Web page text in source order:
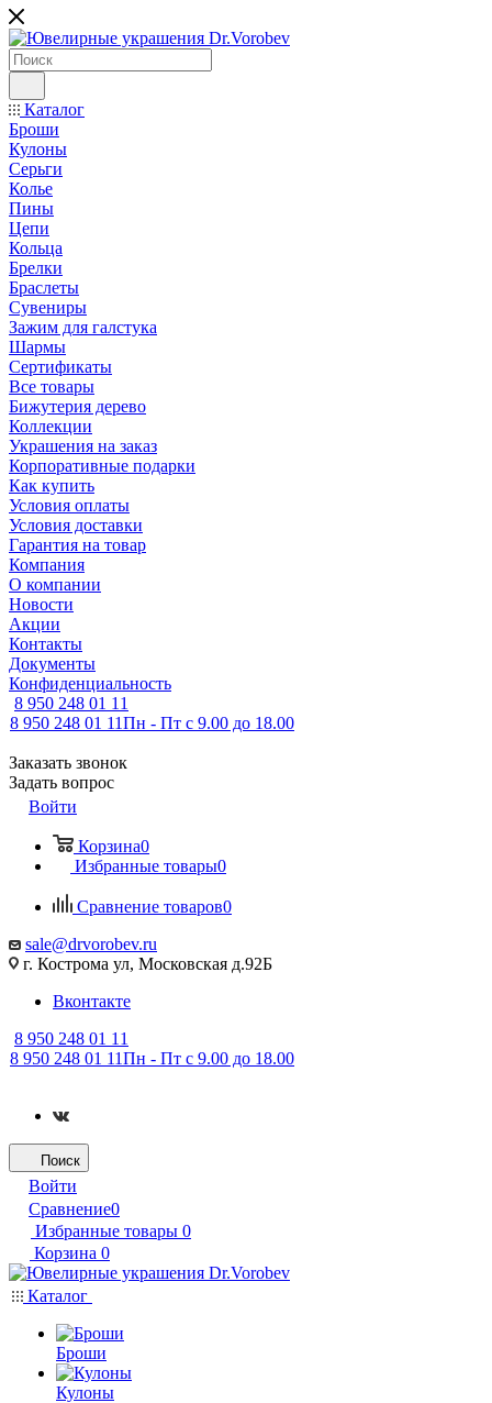
Каталог
Броши
Кулоны
Серьги
Колье
Пины
Цепи
Кольца
Брелки
Браслеты
Сувениры
Зажим для галстука
Шармы
Сертификаты
Все товары
Бижутерия дерево
Коллекции
Украшения на заказ
Корпоративные подарки
Как купить
Условия оплаты
Условия доставки
Гарантия на товар
Компания
О компании
Новости
Акции
Контакты
Документы
Конфиденциальность
8 950 248 01 11
8 950 248 01 11Пн - Пт с 9.00 до 18.00
Заказать звонок
Задать вопрос
Войти
Корзина0
Избранные товары0
Сравнение товаров0
sale@drvorobev.ru
г. Кострома ул, Московская д.92Б
Вконтакте
8 950 248 01 11
8 950 248 01 11Пн - Пт с 9.00 до 18.00
Поиск
Войти
Сравнение0
Избранные товары 0
Корзина 0
Каталог
Броши
Кулоны